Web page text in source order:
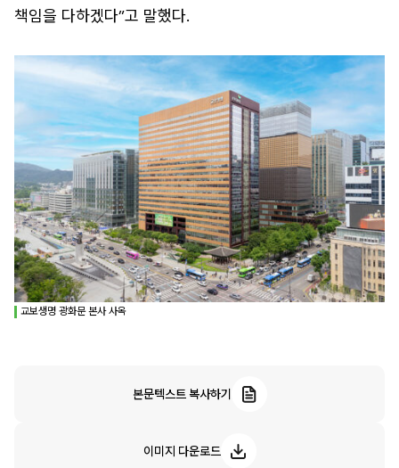
책임을 다하겠다”고 말했다.
교보생명 광화문 본사 사옥
본문텍스트 복사하기
이미지 다운로드